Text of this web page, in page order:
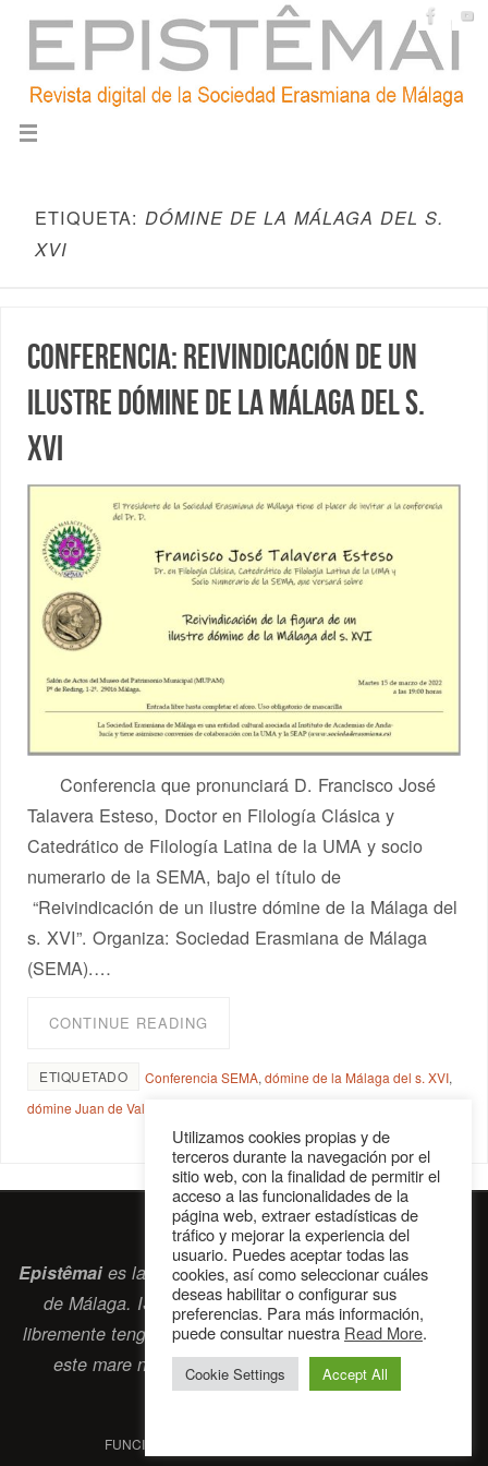
ETIQUETA: DÓMINE DE LA MÁLAGA DEL S.
XVI
Conferencia: Reivindicación de un
ilustre dómine de la Málaga del s.
XVI
Conferencia que pronunciará D. Francisco José
Talavera Esteso, Doctor en Filología Clásica y
Catedrático de Filología Latina de la UMA y socio
numerario de la SEMA, bajo el título de
“Reivindicación de un ilustre dómine de la Málaga del
s. XVI”. Organiza: Sociedad Erasmiana de Málaga
(SEMA).…
CONTINUE READING
ETIQUETADO Conferencia SEMA,dómine de la Málaga del s. XVI,
dómine Juan de Valencia
Epistêmaies la revista digital de la Sociedad Erasmiana
de Málaga. ISSN 2697-2468. Bienvenidos cuantos
libremente tengan algo que intercambiar navegando por
este mare nostrumque es el océano erasmiano.
contacto@epistemai.es
FUNCIONA CON
Utilizamos cookies propias y de
terceros durante la navegación por el
sitio web, con la finalidad de permitir el
acceso a las funcionalidades de la
página web, extraer estadísticas de
tráfico y mejorar la experiencia del
usuario. Puedes aceptar todas las
cookies, así como seleccionar cuáles
deseas habilitar o configurar sus
preferencias. Para más información,
puede consultar nuestra Read More.
Cookie Settings Accept All